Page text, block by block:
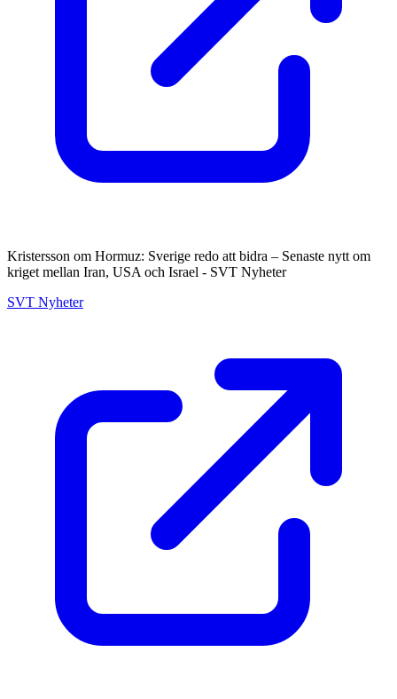
Kristersson om Hormuz: Sverige redo att bidra – Senaste nytt om
kriget mellan Iran, USA och Israel - SVT Nyheter
SVT Nyheter